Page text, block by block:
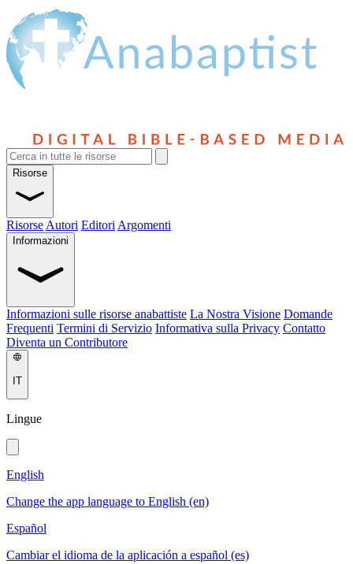
Risorse
Risorse Autori Editori Argomenti
Informazioni
Informazioni sulle risorse anabattiste La Nostra Visione Domande
Frequenti Termini di Servizio Informativa sulla Privacy Contatto
Diventa un Contributore
IT
Lingue
English
Change the app language to English (en)
Español
Cambiar el idioma de la aplicación a español (es)